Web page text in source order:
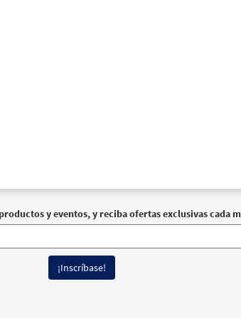
y eventos, y reciba ofertas exclusivas cada